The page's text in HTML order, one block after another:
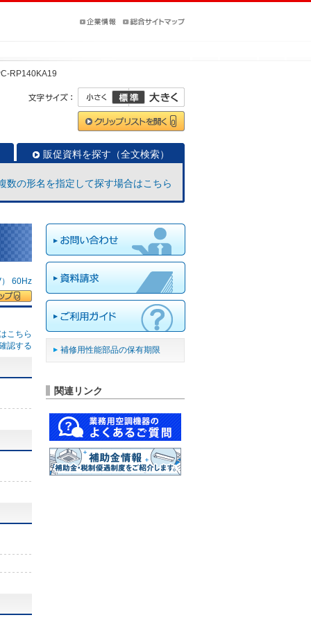
RP140KA19
販促資料を探す（全文検索）
数の形名を指定して探す場合はこちら
60Hz
こちら
認する
補修用性能部品の保有期限
関連リンク